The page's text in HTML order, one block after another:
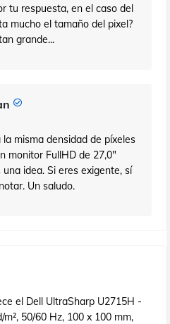
tu respuesta, en el caso del
mucho el tamaño del pixel?
grande...
misma densidad de píxeles
monitor FullHD de 27,0"
idea. Si eres exigente, sí
Un saludo.
el Dell UltraSharp U2715H -
50/60 Hz, 100 x 100 mm,